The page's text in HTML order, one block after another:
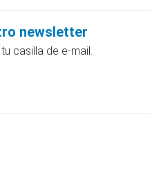
newsletter
casilla de e-mail.